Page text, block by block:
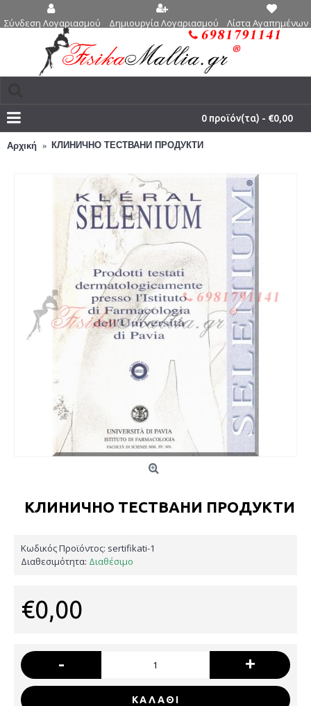
Σύνδεση Λογαριασμού Δημιουργία Λογαριασμού Λίστα Αγαπημένων
0 προϊόν(τα) - €0,00
Αρχική КЛИНИЧНО ТЕСТВАНИ ПРОДУКТИ
КЛИНИЧНО ТЕСТВАНИ ПРОДУКТИ
Κωδικός Προϊόντος: sertifikati-1
Διαθεσιμότητα: Διαθέσιμο
€0,00
- +
ΚΑΛΆΘΙ